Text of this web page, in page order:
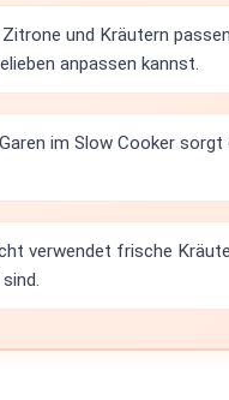
und Kräutern
anpassen kannst.
im Slow Cooker
verwendet frische